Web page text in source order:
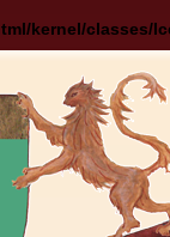
kernel/classes/